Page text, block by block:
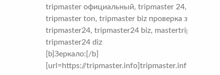
tripmaster официальный, tripmaster 24,
tripmaster ton, tripmaster biz проверка заказа,
tripmaster24, tripmaster24 biz, mastertrip24 biz,
tripmaster24 diz
[b]Зеркало:[/b]
[url=https://tripmaster.info]tripmaster.info[/url]